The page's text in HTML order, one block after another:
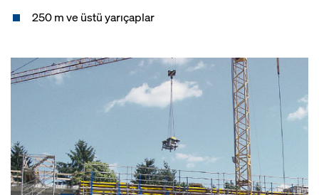
250 m ve üstü yarıçaplar